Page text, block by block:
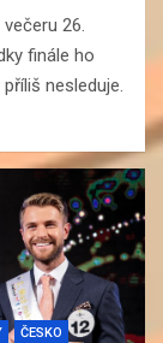
26.
finále ho
nesleduje.
ČESKO